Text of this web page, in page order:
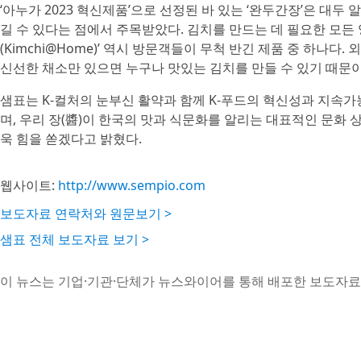
‘아누가 2023 혁신제품’으로 선정된 바 있는 ‘완두간장’은 대
길 수 있다는 점에서 주목받았다. 김치를 만드는 데 필요한 모
(Kimchi@Home)’ 역시 방문객들이 무척 반긴 제품 중 하나다.
신선한 채소만 있으면 누구나 맛있는 김치를 만들 수 있기 때문
샘표는 K-컬처의 눈부신 활약과 함께 K-푸드의 혁신성과 지속
며, 우리 장(醬)이 한국의 맛과 식문화를 알리는 대표적인 문화
욱 힘을 쏟겠다고 밝혔다.
웹사이트: http://www.sempio.com
보도자료 연락처와 원문보기 >
샘표 전체 보도자료 보기 >
이 뉴스는 기업·기관·단체가 뉴스와이어를 통해 배포한 보도자